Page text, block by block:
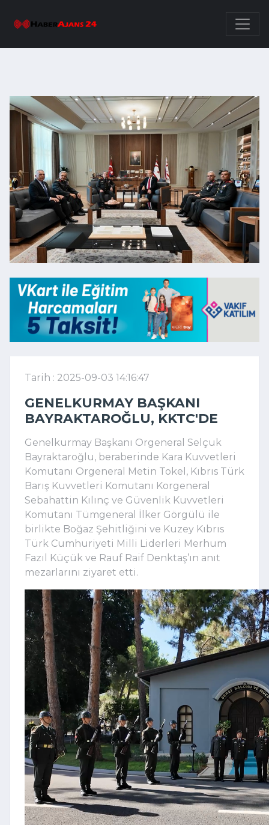
Tarih : 2025-09-03 14:16:47
GENELKURMAY BAŞKANI
BAYRAKTAROĞLU, KKTC'DE
Genelkurmay Başkanı Orgeneral Selçuk
Bayraktaroğlu, beraberinde Kara Kuvvetleri
Komutanı Orgeneral Metin Tokel, Kıbrıs Türk
Barış Kuvvetleri Komutanı Korgeneral
Sebahattin Kılınç ve Güvenlik Kuvvetleri
Komutanı Tümgeneral İlker Görgülü ile
birlikte Boğaz Şehitliğini ve Kuzey Kıbrıs
Türk Cumhuriyeti Milli Liderleri Merhum
Fazıl Küçük ve Rauf Raif Denktaş’ın anıt
mezarlarını ziyaret etti.